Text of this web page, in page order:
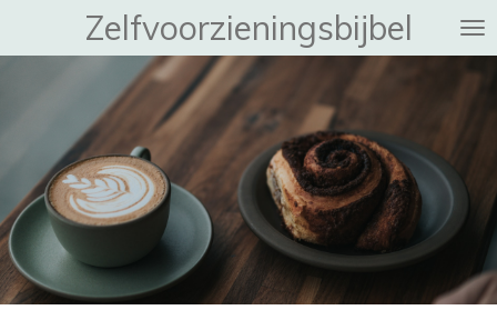
hoofdinhoud
Zelfvoorzieningsbijbel